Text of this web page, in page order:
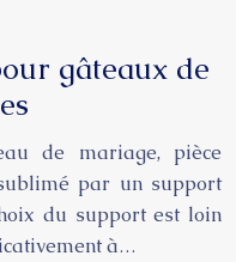
gâteaux de
de mariage, pièce
par un support
du support est loin
à…